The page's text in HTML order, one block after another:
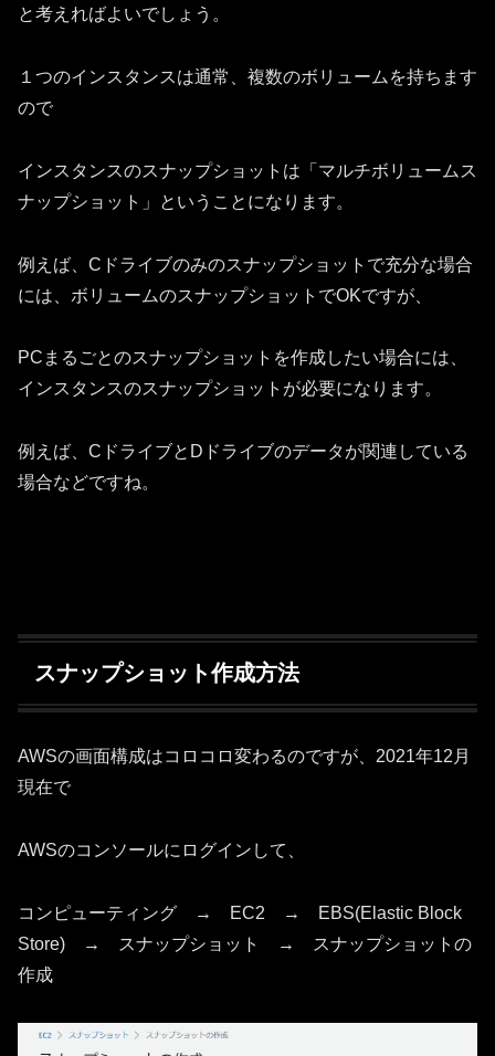
と考えればよいでしょう。
１つのインスタンスは通常、複数のボリュームを持ちます
ので
インスタンスのスナップショットは「マルチボリュームス
ナップショット」ということになります。
例えば、Cドライブのみのスナップショットで充分な場合
には、ボリュームのスナップショットでOKですが、
PCまるごとのスナップショットを作成したい場合には、
インスタンスのスナップショットが必要になります。
例えば、CドライブとDドライブのデータが関連している
場合などですね。
スナップショット作成方法
AWSの画面構成はコロコロ変わるのですが、2021年12月
現在で
AWSのコンソールにログインして、
コンピューティング → EC2 → EBS(Elastic Block
Store) → スナップショット → スナップショットの
作成